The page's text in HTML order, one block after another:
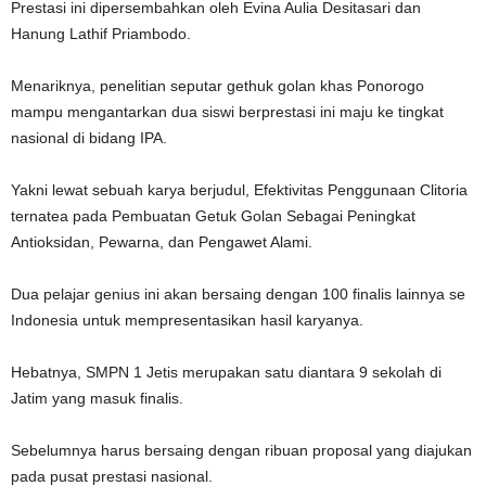
Prestasi ini dipersembahkan oleh Evina Aulia Desitasari dan
Hanung Lathif Priambodo.
Menariknya, penelitian seputar gethuk golan khas Ponorogo
mampu mengantarkan dua siswi berprestasi ini maju ke tingkat
nasional di bidang IPA.
Yakni lewat sebuah karya berjudul, Efektivitas Penggunaan Clitoria
ternatea pada Pembuatan Getuk Golan Sebagai Peningkat
Antioksidan, Pewarna, dan Pengawet Alami.
Dua pelajar genius ini akan bersaing dengan 100 finalis lainnya se
Indonesia untuk mempresentasikan hasil karyanya.
Hebatnya, SMPN 1 Jetis merupakan satu diantara 9 sekolah di
Jatim yang masuk finalis.
Sebelumnya harus bersaing dengan ribuan proposal yang diajukan
pada pusat prestasi nasional.